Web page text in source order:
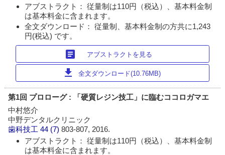
アブストラクト： 従量制は110円（税込）、基本料金制
は基本料金に含まれます。
全文ダウンロード： 従量制、基本料金制の方共に1,243
円(税込) です。
article アブストラクトを見る
download 全文ダウンロード(10.76MB)
第1回 プロローグ : 「硬質レジン技工」に臨むココロガマエ
中村悠介
中野デンタルクリニック
歯科技工 44 (7)803-807, 2016.
アブストラクト： 従量制は110円（税込）、基本料金制
は基本料金に含まれます。